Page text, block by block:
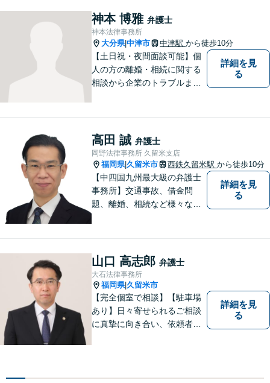
の提供をモットーとする事務
所です。
神本 博雅 弁護士
神本法律事務所
大分県|中津市 中津駅 から徒歩10分
【土日祝・夜間面談可能】個
人の方の離婚・相続に関する
相談から企業のトラブルまで
詳細を見
る
高田 誠 弁護士
岡野法律事務所 久留米支店
福岡県|久留米市 西鉄久留米駅 から徒歩10分
【中四国九州最大級の弁護士
事務所】交通事故、借金問
題、離婚、相続など様々な問
い！
詳細を見
る
山口 高志郎 弁護士
大石法律事務所
福岡県|久留米市
【完全個室で相談】【駐車場
あり】日々寄せられるご相談
に真摯に向き合い、依頼者の
営課題の解決に向けた最適な
詳細を見
る